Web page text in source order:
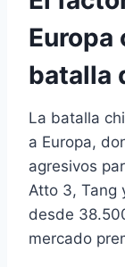
Europa
batalla
La batalla
a Europa,
agresivos
Atto 3, Tang
desde
mercado